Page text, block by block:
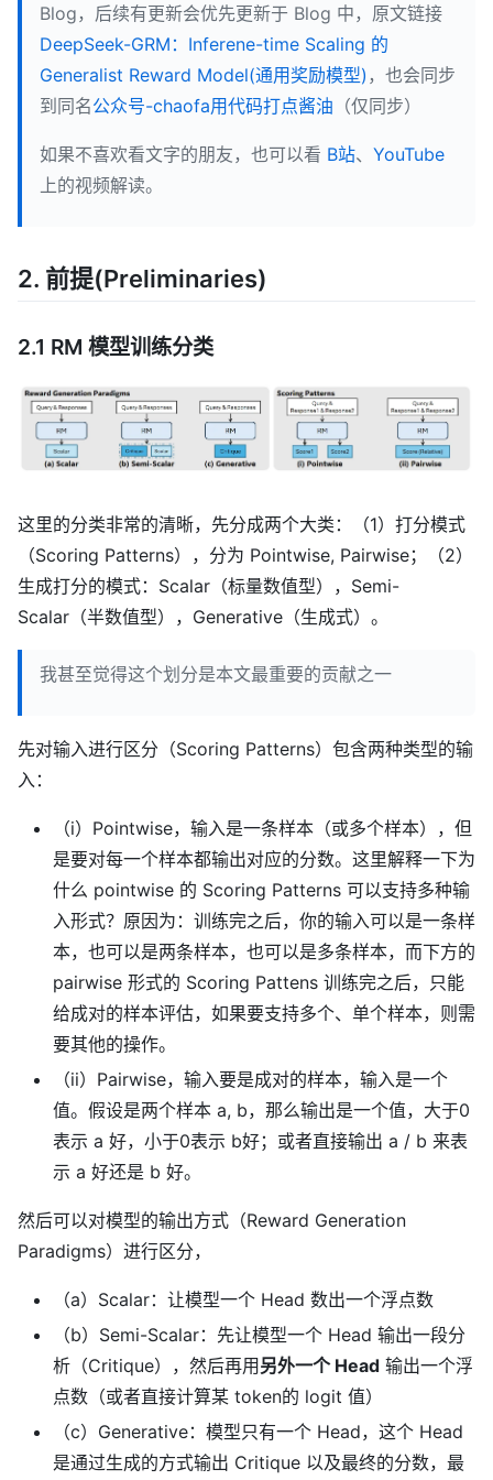
Blog，后续有更新会优先更新于 Blog 中，原文链接
DeepSeek-GRM：Inferene-time Scaling 的
Generalist Reward Model(通用奖励模型) ，也会同步
到同名公众号-chaofa用代码打点酱油 （仅同步）
如果不喜欢看文字的朋友，也可以看 B站、 YouTube
上的视频解读。
2. 前提(Preliminaries)
2.1 RM 模型训练分类
这里的分类非常的清晰，先分成两个大类：（1）打分模式
（Scoring Patterns），分为 Pointwise, Pairwise；（2）
生成打分的模式：Scalar（标量数值型），Semi-
Scalar（半数值型），Generative（生成式）。
我甚至觉得这个划分是本文最重要的贡献之一
先对输入进行区分（Scoring Patterns）包含两种类型的输
入：
（i）Pointwise，输入是一条样本（或多个样本），但
是要对每一个样本都输出对应的分数。这里解释一下为
什么 pointwise 的 Scoring Patterns 可以支持多种输
入形式？原因为：训练完之后，你的输入可以是一条样
本，也可以是两条样本，也可以是多条样本，而下方的
pairwise 形式的 Scoring Pattens 训练完之后，只能
给成对的样本评估，如果要支持多个、单个样本，则需
要其他的操作。
（ii）Pairwise，输入要是成对的样本，输入是一个
值。假设是两个样本 a, b，那么输出是一个值，大于0
表示 a 好，小于0表示 b好；或者直接输出 a / b 来表
示 a 好还是 b 好。
然后可以对模型的输出方式（Reward Generation
Paradigms）进行区分，
（a）Scalar：让模型一个 Head 数出一个浮点数
（b）Semi-Scalar：先让模型一个 Head 输出一段分
析（Critique），然后再用另外一个 Head 输出一个浮
点数（或者直接计算某 token的 logit 值）
（c）Generative：模型只有一个 Head，这个 Head
是通过生成的方式输出 Critique 以及最终的分数，最